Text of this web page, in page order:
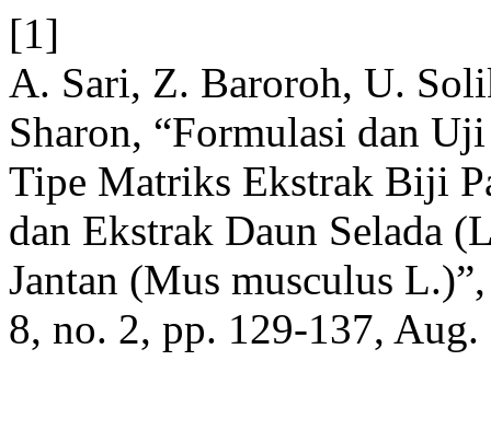
[1]
A. Sari, Z. Baroroh, U.
Sharon, “Formulasi dan
Tipe Matriks Ekstrak Biji
dan Ekstrak Daun Selada
Jantan (Mus musculus
8, no. 2, pp. 129-137, Aug.